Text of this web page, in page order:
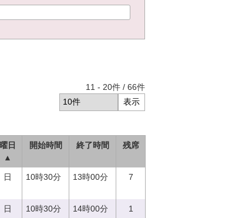
11 - 20件 / 66件
曜日
▲
開始時間 終了時間 残席
日 10時30分 13時00分 7
日 10時30分 14時00分 1